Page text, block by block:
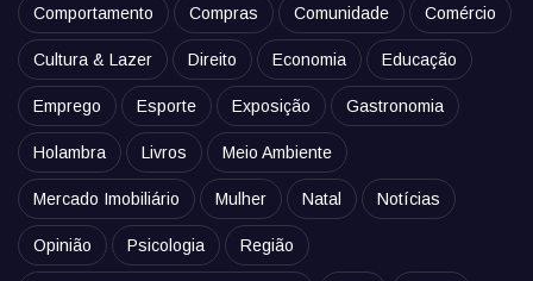
Comportamento Compras Comunidade Comércio
Cultura & Lazer Direito Economia Educação
Emprego Esporte Exposição Gastronomia
Holambra Livros Meio Ambiente
Mercado Imobiliário Mulher Natal Notícias
Opinião Psicologia Região